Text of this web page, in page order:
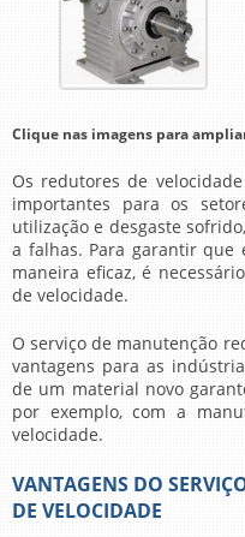
Clique nas imagens para
Os redutores de
importantes para os
utilização e desgaste
a falhas. Para garantir que
maneira eficaz, é
de velocidade.
O serviço de manutenção
vantagens para as
de um material novo
por exemplo, com a
velocidade.
VANTAGENS DO
DE VELOCIDADE